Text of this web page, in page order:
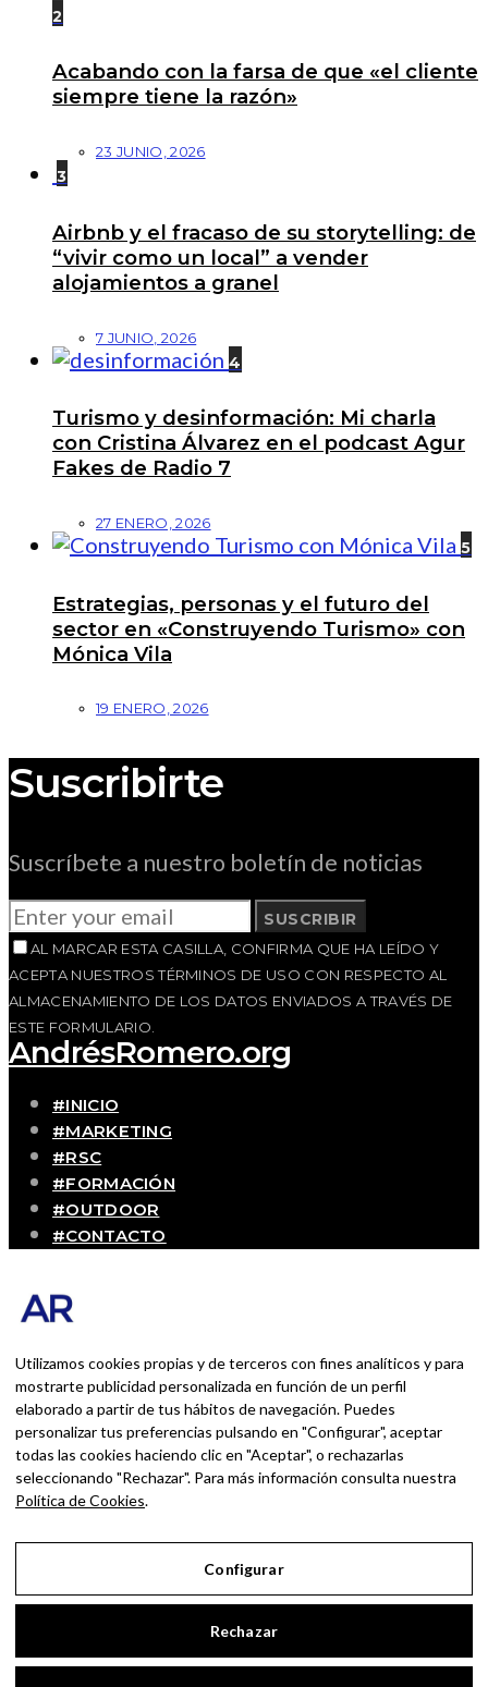
2
Acabando con la farsa de que «el cliente
siempre tiene la razón»
23 JUNIO, 2026
3
Airbnb y el fracaso de su storytelling: de
“vivir como un local” a vender
alojamientos a granel
7 JUNIO, 2026
4
Turismo y desinformación: Mi charla
con Cristina Álvarez en el podcast Agur
Fakes de Radio 7
27 ENERO, 2026
5
Estrategias, personas y el futuro del
sector en «Construyendo Turismo» con
Mónica Vila
19 ENERO, 2026
Suscribirte
Suscríbete a nuestro boletín de noticias
SUSCRIBIR
AL MARCAR ESTA CASILLA, CONFIRMA QUE HA LEÍDO Y
ACEPTA NUESTROS TÉRMINOS DE USO CON RESPECTO AL
ALMACENAMIENTO DE LOS DATOS ENVIADOS A TRAVÉS DE
ESTE FORMULARIO.
AndrésRomero.org
#INICIO
#MARKETING
#RSC
#FORMACIÓN
#OUTDOOR
#CONTACTO
Blog personal y profesional de Andrés Romero.
persona que disfruta con lo que hace cada día
BUSCAR POR:
BUSCAR
Ingresa las palabras de la búsqueda y presiona
Enter.
Utilizamos cookies propias y de terceros con fines analíticos y para
mostrarte publicidad personalizada en función de un perfil
elaborado a partir de tus hábitos de navegación. Puedes
personalizar tus preferencias pulsando en "Configurar", aceptar
todas las cookies haciendo clic en "Aceptar", o rechazarlas
seleccionando "Rechazar". Para más información consulta nuestra
Política de Cookies.
Configurar
Rechazar
Aviso Legal
Política de Privacidad
Política de Cookies